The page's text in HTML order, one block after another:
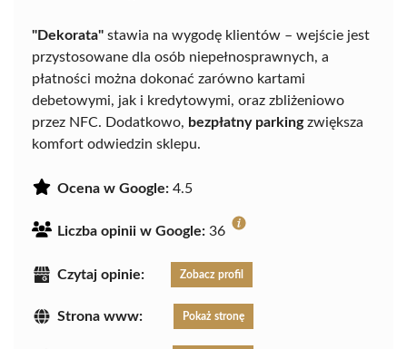
"Dekorata" stawia na wygodę klientów – wejście jest
przystosowane dla osób niepełnosprawnych, a
płatności można dokonać zarówno kartami
debetowymi, jak i kredytowymi, oraz zbliżeniowo
przez NFC. Dodatkowo, bezpłatny parkingzwiększa
komfort odwiedzin sklepu.
Ocena w Google: 4.5
Liczba opinii w Google: 36
Czytaj opinie: Zobacz profil
Strona www: Pokaż stronę